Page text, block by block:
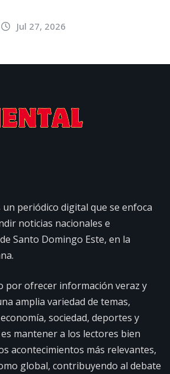
Jul 27, 2026
periódico digital que se enfoca
noticias nacionales e
Santo Domingo Este, en la
por ofrecer información veraz y
amplia variedad de temas,
sociedad, deportes y
mantener a los lectores bien
acontecimientos más relevantes,
global, contribuyendo al debate